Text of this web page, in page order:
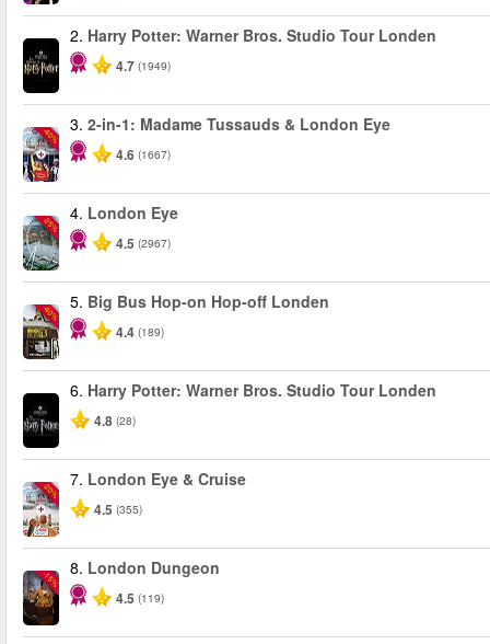
2. Harry Potter: Warner Bros. Studio Tour Londen
4.7 (1949)
-40%
3. 2-in-1: Madame Tussauds & London Eye
4.6 (1667)
-25%
4. London Eye
4.5 (2967)
-40%
5. Big Bus Hop-on Hop-off Londen
4.4 (189)
6. Harry Potter: Warner Bros. Studio Tour Londen
4.8 (28)
-20%
7. London Eye & Cruise
4.5 (355)
-15%
8. London Dungeon
4.5 (119)